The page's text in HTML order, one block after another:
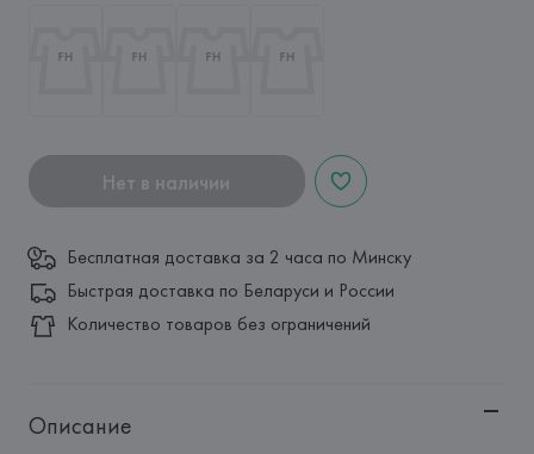
Нет в наличии
Бесплатная доставка за 2 часа по Минску
Быстрая доставка по Беларуси и России
Количество товаров без ограничений
Описание